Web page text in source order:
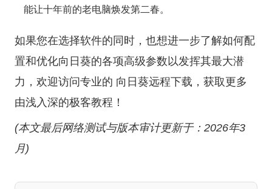
能让十年前的老电脑焕发第二春。
如果您在选择软件的同时，也想进一步了解如何配
置和优化向日葵的各项高级参数以发挥其最大潜
力，欢迎访问专业的 向日葵远程下载 ，获取更多
由浅入深的极客教程！
(本文最后网络测试与版本审计更新于：2026年3
月)